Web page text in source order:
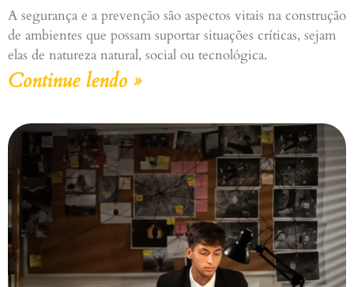
A segurança e a prevenção são aspectos vitais na construção
de ambientes que possam suportar situações críticas, sejam
elas de natureza natural, social ou tecnológica.
Continue lendo »